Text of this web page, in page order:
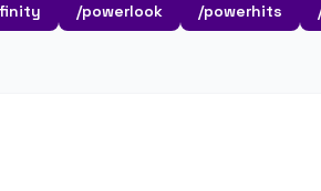
/powerlook /powerhits